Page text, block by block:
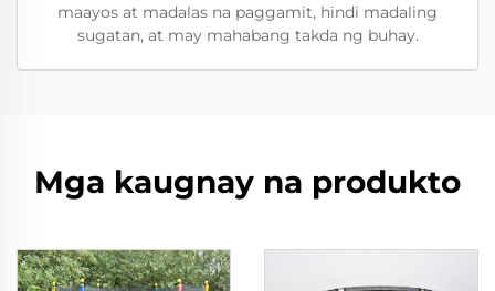
maayos at madalas na paggamit, hindi madaling
sugatan, at may mahabang takda ng buhay.
Mga kaugnay na produkto